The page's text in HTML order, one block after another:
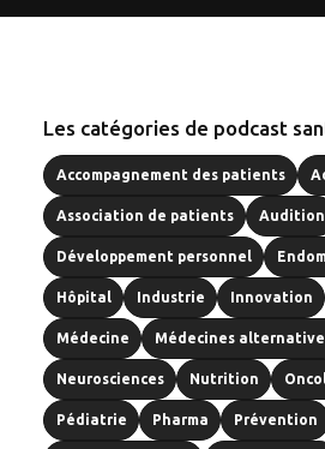
Les catégories de podcast
Accompagnement des patients
Association de patients Audition
Développement personnel
Hôpital Industrie Innovation
Médecine Médecines
Neurosciences Nutrition
Pédiatrie Pharma Prévention